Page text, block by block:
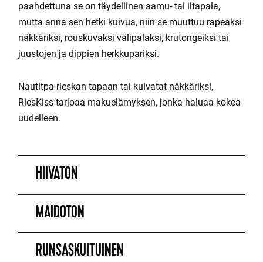
paahdettuna se on täydellinen aamu- tai iltapala,
mutta anna sen hetki kuivua, niin se muuttuu rapeaksi
näkkäriksi, rouskuvaksi välipalaksi, krutongeiksi tai
juustojen ja dippien herkkupariksi.
Nautitpa rieskan tapaan tai kuivatat näkkäriksi,
RiesKiss tarjoaa makuelämyksen, jonka haluaa kokea
uudelleen.
HIIVATON
MAIDOTON
RUNSASKUITUINEN